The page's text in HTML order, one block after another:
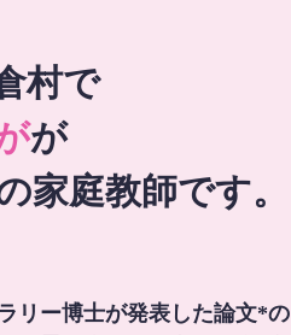
村で
が
家庭教師です。
リー博士が発表した論文*の